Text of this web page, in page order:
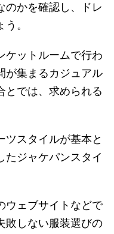
のかを確認し、ドレ
。
ケットルームで行わ
が集まるカジュアル
とでは、求められる
ツスタイルが基本と
たジャケパンスタイ
ウェブサイトなどで
敗しない服装選びの